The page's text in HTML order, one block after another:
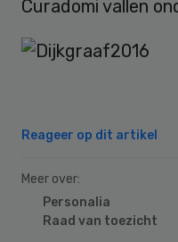
Curadomi vallen
Reageer op dit artikel
Meer over:
Personalia
Raad van toezicht